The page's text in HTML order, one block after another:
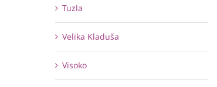
Tuzla
Velika Kladuša
Visoko